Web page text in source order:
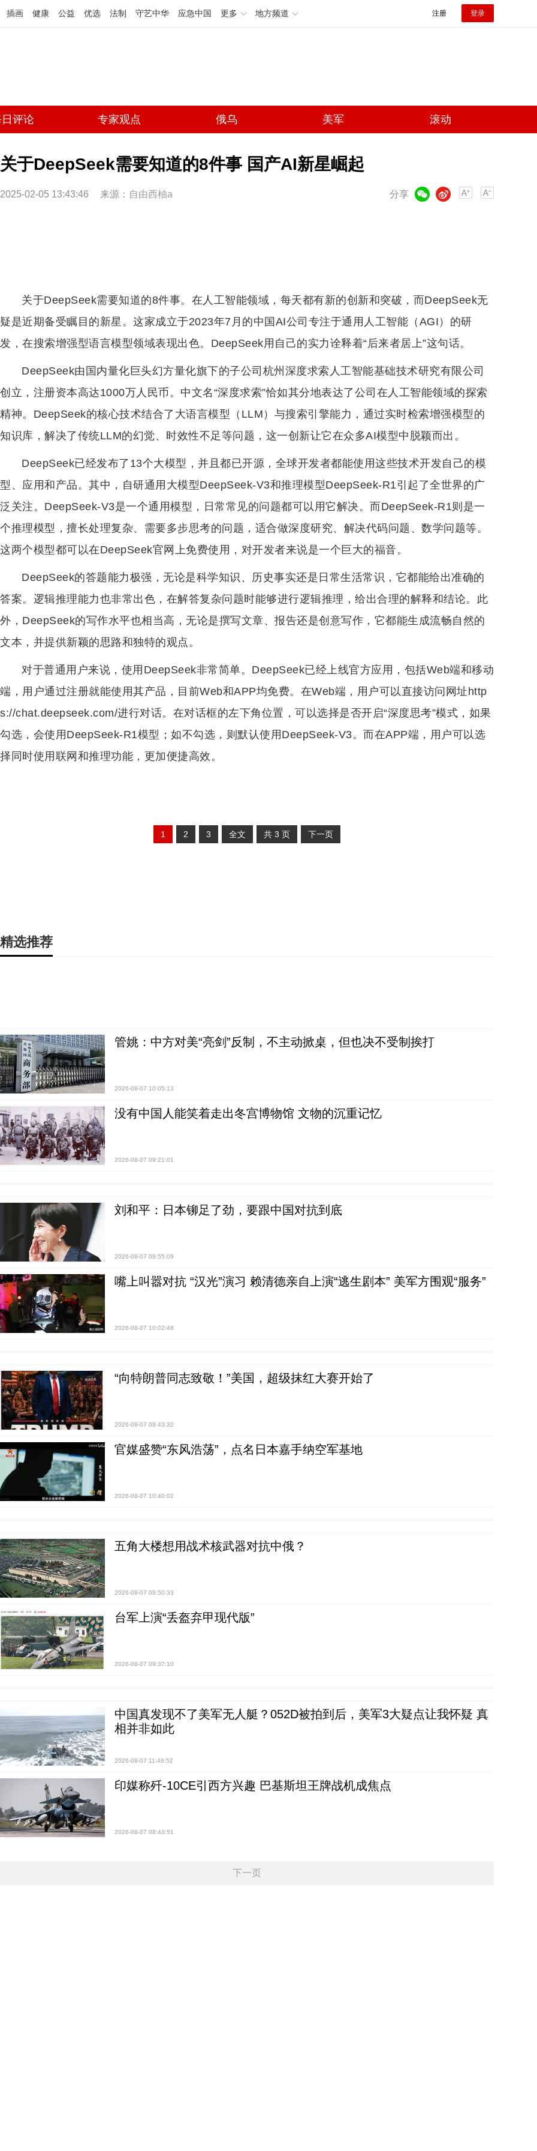
插画 健康 公益 优选 法制 守艺中华 应急中国 更多 地方频道 注册 登录
评论 专家观点 俄乌 美军 滚动
关于DeepSeek需要知道的8件事 国产AI新星崛起
2025-02-05 13:43:46 来源： 自由西柚a 分享
微博
关于DeepSeek需要知道的8件事。在人工智能领域，每天都有新的创新和突破，而DeepSeek无
疑是近期备受瞩目的新星。这家成立于2023年7月的中国AI公司专注于通用人工智能（AGI）的研
发，在搜索增强型语言模型领域表现出色。DeepSeek用自己的实力诠释着“后来者居上”这句话。
DeepSeek由国内量化巨头幻方量化旗下的子公司杭州深度求索人工智能基础技术研究有限公司
创立，注册资本高达1000万人民币。中文名“深度求索”恰如其分地表达了公司在人工智能领域的探索
精神。DeepSeek的核心技术结合了大语言模型（LLM）与搜索引擎能力，通过实时检索增强模型的
知识库，解决了传统LLM的幻觉、时效性不足等问题，这一创新让它在众多AI模型中脱颖而出。
DeepSeek已经发布了13个大模型，并且都已开源，全球开发者都能使用这些技术开发自己的模
型、应用和产品。其中，自研通用大模型DeepSeek-V3和推理模型DeepSeek-R1引起了全世界的广
泛关注。DeepSeek-V3是一个通用模型，日常常见的问题都可以用它解决。而DeepSeek-R1则是一
个推理模型，擅长处理复杂、需要多步思考的问题，适合做深度研究、解决代码问题、数学问题等。
这两个模型都可以在DeepSeek官网上免费使用，对开发者来说是一个巨大的福音。
DeepSeek的答题能力极强，无论是科学知识、历史事实还是日常生活常识，它都能给出准确的
答案。逻辑推理能力也非常出色，在解答复杂问题时能够进行逻辑推理，给出合理的解释和结论。此
外，DeepSeek的写作水平也相当高，无论是撰写文章、报告还是创意写作，它都能生成流畅自然的
文本，并提供新颖的思路和独特的观点。
对于普通用户来说，使用DeepSeek非常简单。DeepSeek已经上线官方应用，包括Web端和移动
端，用户通过注册就能使用其产品，目前Web和APP均免费。在Web端，用户可以直接访问网址http
s://chat.deepseek.com/进行对话。在对话框的左下角位置，可以选择是否开启“深度思考”模式，如果
勾选，会使用DeepSeek-R1模型；如不勾选，则默认使用DeepSeek-V3。而在APP端，用户可以选
择同时使用联网和推理功能，更加便捷高效。
1 2 3 全文 共 3 页 下一页
精选推荐
管姚：中方对美“亮剑”反制，不主动掀桌，但也决不受制挨打
2026-08-07 10:05:13
没有中国人能笑着走出冬宫博物馆 文物的沉重记忆
2026-08-07 09:21:01
刘和平：日本铆足了劲，要跟中国对抗到底
2026-08-07 09:55:09
嘴上叫嚣对抗 “汉光”演习 赖清德亲自上演“逃生剧本” 美军方围观“服务”
2026-08-07 10:02:48
“向特朗普同志致敬！”美国，超级抹红大赛开始了
2026-08-07 09:43:32
官媒盛赞“东风浩荡”，点名日本嘉手纳空军基地
2026-08-07 10:40:02
五角大楼想用战术核武器对抗中俄？
2026-08-07 09:50:33
台军上演“丢盔弃甲现代版”
2026-08-07 09:37:10
中国真发现不了美军无人艇？052D被拍到后，美军3大疑点让我怀疑 真
相并非如此
2026-08-07 11:46:52
印媒称歼-10CE引西方兴趣 巴基斯坦王牌战机成焦点
2026-08-07 08:43:51
下一页